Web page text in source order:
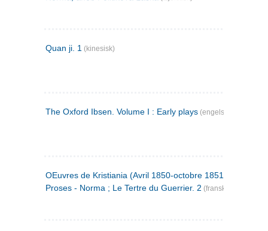
Quan ji. 1 (kinesisk)
The Oxford Ibsen. Volume I : Early plays (engelsk)
OEuvres de Kristiania (Avril 1850-octobre 1851) : Poèmes
Proses - Norma ; Le Tertre du Guerrier. 2 (fransk)